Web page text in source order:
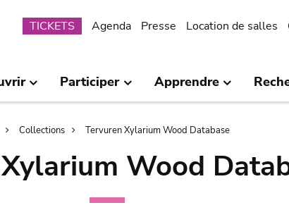
Submenu
TICKETS Agenda Presse Location de salles
Participer Apprendre
Collections Tervuren Xylarium Wood Database
Wood